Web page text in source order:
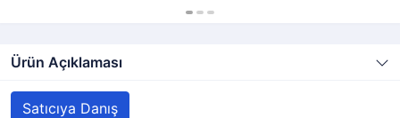
Ürün Açıklaması
Satıcıya Danış